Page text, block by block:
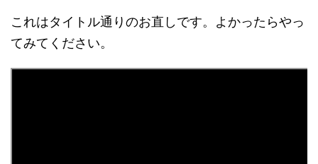
これはタイトル通りのお直しです。よかったらやっ
てみてください。